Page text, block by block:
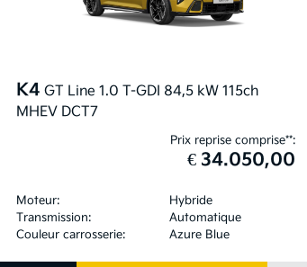
K4 GT Line 1.0 T-GDI 84,5 kW 115ch
MHEV DCT7
Prix reprise comprise**:
€ 34.050,00
Moteur:
Hybride
Transmission:
Automatique
Couleur carrosserie:
Azure Blue